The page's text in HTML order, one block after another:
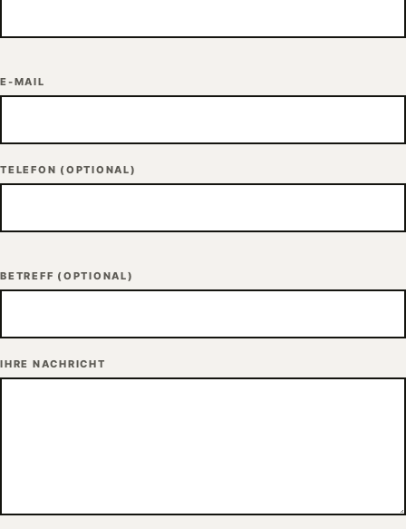
E-MAIL
TELEFON (OPTIONAL)
BETREFF (OPTIONAL)
IHRE NACHRICHT